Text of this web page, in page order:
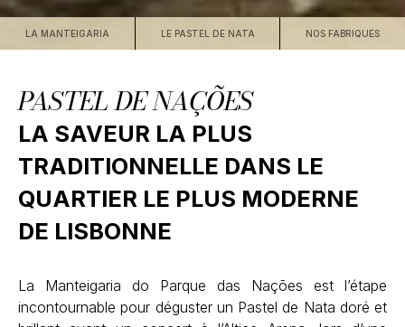
LA MANTEIGARIA LE PASTEL DE NATA NOS FABRIQUES
PASTEL DE NAÇÕES
LA SAVEUR LA PLUS
TRADITIONNELLE DANS LE
QUARTIER LE PLUS MODERNE
DE LISBONNE
La Manteigaria do Parque das Nações est l’étape
incontournable pour déguster un Pastel de Nata doré et